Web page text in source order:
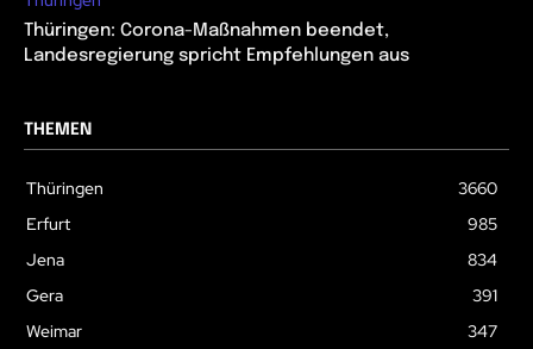
Thüringen: Corona-Maßnahmen beendet,
Landesregierung spricht Empfehlungen aus
THEMEN
Thüringen
3660
Erfurt
985
Jena
834
Gera
391
Weimar
347